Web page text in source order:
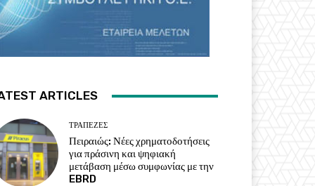
ARTICLES
ΤΡΆΠΕΖΕΣ
Πειραιώς: Νέες χρηματοδοτήσεις
για πράσινη και ψηφιακή
μετάβαση μέσω συμφωνίας με την
EBRD